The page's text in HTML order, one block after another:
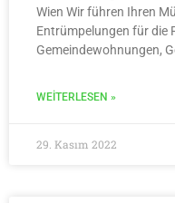
Wien Wir führen Ihren
Entrümpelungen für die
Gemeindewohnungen,
WEITERLESEN »
29. Kasım 2022